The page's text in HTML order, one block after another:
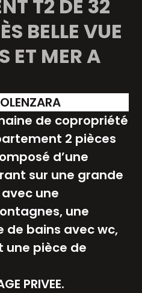
T2 DE 32
BELLE VUE
ET MER A
de copropriété
2 pièces
d’une
sur une grande
une
une
de bains avec wc,
pièce de
PRIVEE.